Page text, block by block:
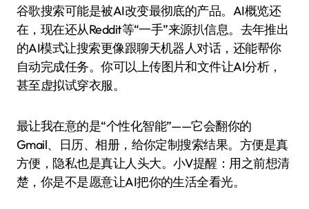
谷歌搜索可能是被AI改变最彻底的产品。AI概览还
在，现在还从Reddit等“一手”来源扒信息。去年推出
的AI模式让搜索更像跟聊天机器人对话，还能帮你
自动完成任务。你可以上传图片和文件让AI分析，
甚至虚拟试穿衣服。
最让我在意的是“个性化智能”——它会翻你的
Gmail、日历、相册，给你定制搜索结果。方便是真
方便，隐私也是真让人头大。小V提醒：用之前想清
楚，你是不是愿意让AI把你的生活全看光。